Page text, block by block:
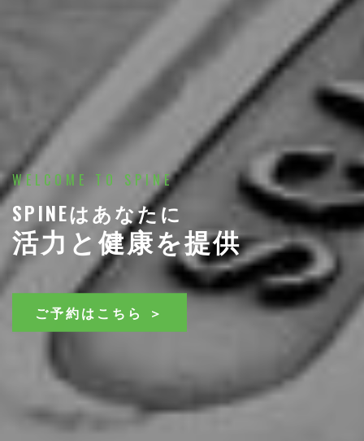
WELCOME TO SPINE
SPINEはあなたに
活力と健康を提供
ご予約はこちら ＞